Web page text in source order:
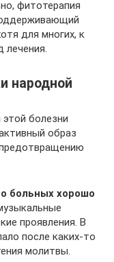
фитотерапия
для многих, к
лечения.
народной
болезни
образ
больных хорошо
проявления. В
после каких-то
молитвы.